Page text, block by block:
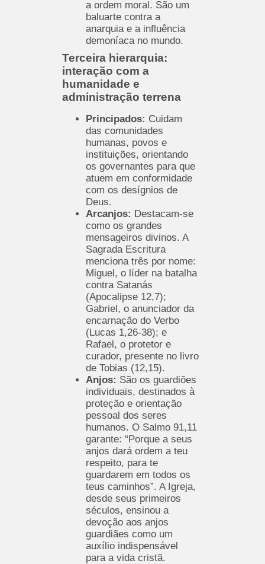
a ordem moral. São um
baluarte contra a
anarquia e a influência
demoníaca no mundo.
Terceira hierarquia:
interação com a
humanidade e
administração terrena
Principados: Cuidam
das comunidades
humanas, povos e
instituições, orientando
os governantes para que
atuem em conformidade
com os desígnios de
Deus.
Arcanjos: Destacam-se
como os grandes
mensageiros divinos. A
Sagrada Escritura
menciona três por nome:
Miguel, o líder na batalha
contra Satanás
(Apocalipse 12,7);
Gabriel, o anunciador da
encarnação do Verbo
(Lucas 1,26-38); e
Rafael, o protetor e
curador, presente no livro
de Tobias (12,15).
Anjos: São os guardiões
individuais, destinados à
proteção e orientação
pessoal dos seres
humanos. O Salmo 91,11
garante: “Porque a seus
anjos dará ordem a teu
respeito, para te
guardarem em todos os
teus caminhos”. A Igreja,
desde seus primeiros
séculos, ensinou a
devoção aos anjos
guardiães como um
auxílio indispensável
para a vida cristã.